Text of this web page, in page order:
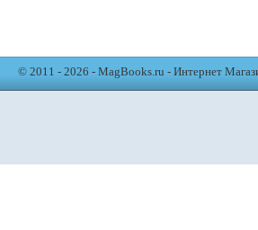
© 2011 - 2026 - MagBooks.ru - Интернет